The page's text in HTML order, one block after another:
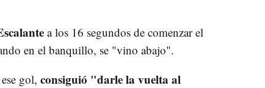
a los 16 segundos de comenzar el
en el banquillo, se "vino abajo".
gol, consiguió "darle la vuelta al